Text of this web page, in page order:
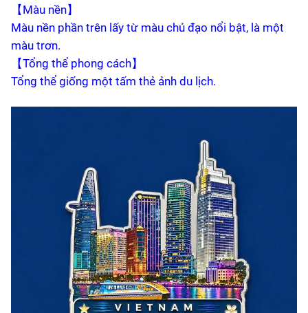
【Màu nền】
Màu nền phần trên lấy từ màu chủ đạo nổi bật, là một
màu trơn.
【Tổng thể phong cách】
Tổng thể giống một tấm thẻ ảnh du lịch.